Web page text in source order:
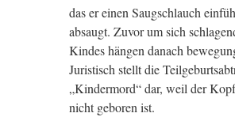
das er einen Saugschlauch
absaugt. Zuvor um sich
Kindes hängen danach
Juristisch stellt die
„Kindermord“ dar, weil der
nicht geboren ist.